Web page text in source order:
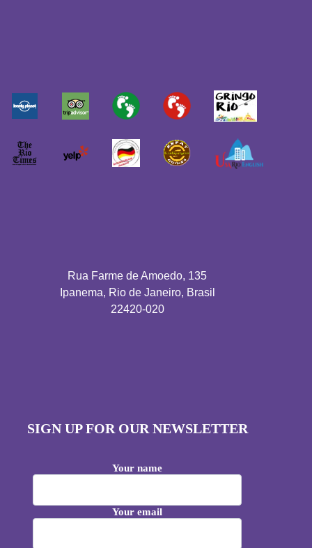
Rua Farme de Amoedo, 135
Ipanema, Rio de Janeiro, Brasil
22420-020
SIGN UP FOR OUR NEWSLETTER
Your name
Your email